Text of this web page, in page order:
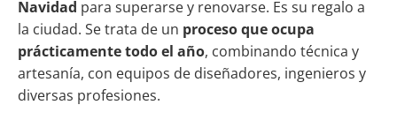
Navidad para superarse y renovarse. Es su regalo a
la ciudad. Se trata de un proceso que ocupa
prácticamente todo el año, combinando técnica y
artesanía, con equipos de diseñadores, ingenieros y
diversas profesiones.